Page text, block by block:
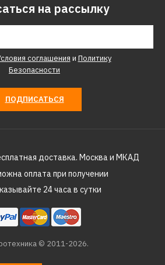
на рассылку
соглашения и Политику
Безопасности
ПОДПИСАТЬСЯ
доставка. Москва и МКАД
оплата при получении
24 часа в сутки
© 2011-2026.